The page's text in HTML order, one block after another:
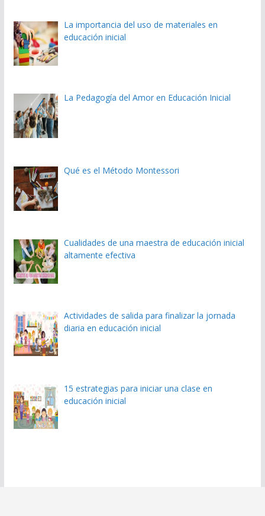
La importancia del uso de materiales en
educación inicial
La Pedagogía del Amor en Educación Inicial
Qué es el Método Montessori
Cualidades de una maestra de educación inicial
altamente efectiva
Actividades de salida para finalizar la jornada
diaria en educación inicial
15 estrategias para iniciar una clase en
educación inicial